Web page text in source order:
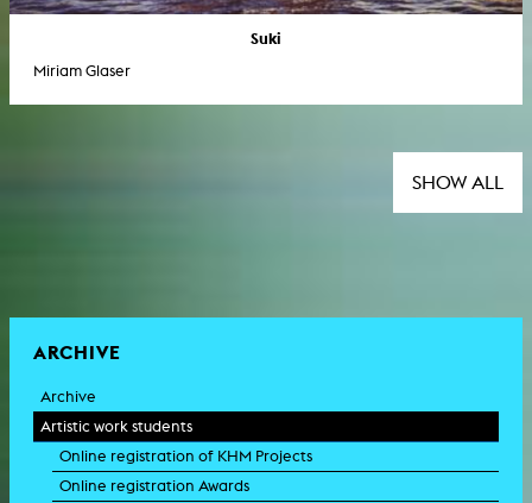
Suki
Miriam Glaser
SHOW ALL
ARCHIVE
Archive
Artistic work students
Online registration of KHM Projects
Online registration Awards